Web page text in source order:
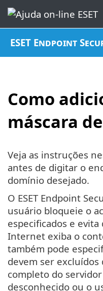
ESET Endpoint
Como
máscara
Veja as instruções
antes de digitar o
domínio desejado.
O ESET Endpoint
usuário bloqueie o
especificados e
Internet exiba o
também pode
devem ser excluídos
completo do
desconhecido ou o